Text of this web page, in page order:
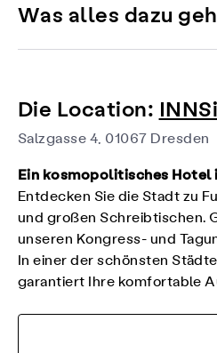
Was alles dazu
Die Location:
Salzgasse 4, 01067 Dresden
Ein kosmopolitisches
Entdecken Sie die Stadt zu
und großen Schreibtischen.
unseren Kongress- und
In einer der schönsten
garantiert Ihre komfortable